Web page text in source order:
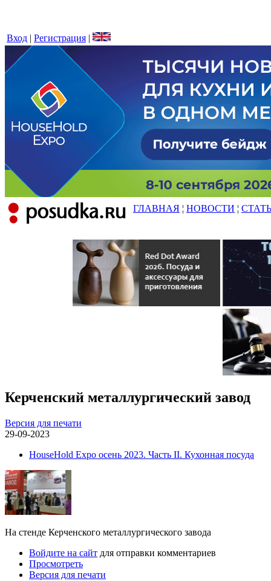
Вход | Регистрация |
ГЛАВНАЯ ¦ НОВОСТИ ¦
Керченский металлургический завод
Версия для печати
29-09-2023
HouseHold Expo осень 2023. Часть II. Кухонная посуда
На стенде Керченского металлургического завода
Войдите на сайт для отправки комментариев
Просмотреть
Версия для печати